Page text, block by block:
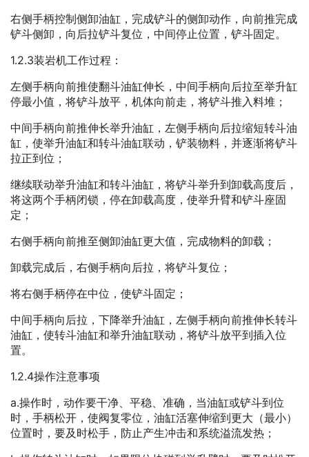
右侧手柄控制侧卸油缸，完成铲斗的侧卸动作，向前推完成
铲斗侧卸，向后拉铲斗复位，中间停止位置，铲斗固定。
1.2.3装岩机工作过程：
左侧手柄向前推使翻斗油缸伸长，中间手柄向后拉至举升缸
停最小值，将铲斗放平，机体向前走，将铲斗推入料堆；
中间手柄向前推伸长举升油缸，左侧手柄向后拉缩短转斗油
缸，使举升油缸和转斗油缸联动，铲装物料，并逐渐将铲斗
拉正到位；
继续联动举升油缸和转斗油缸，将铲斗举升到卸载高度后，
将这两个手柄闭锁，停在卸载高度，使举升臂和铲斗座固
定；
右侧手柄向前推至侧卸油缸更大值，完成物料的卸载；
卸载完成后，右侧手柄向后拉，将铲斗复位；
将右侧手柄停在中位，使铲斗固定；
中间手柄向后拉，下降举升油缸，左侧手柄向前推伸长转斗
油缸，使转斗油缸和举升油缸联动，将铲斗放平到插入位
置。
1.2.4操作注意事项
a.操作时，动作要干净、平稳、准确，当油缸或铲斗到位
时，手柄松开，使阀复零位，油缸活塞伸缩到更大（最小）
位置时，要及时松手，防止产生冲击和系统溢流发热；